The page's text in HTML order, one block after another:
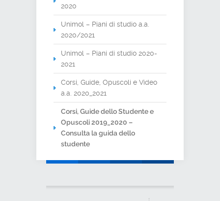
2020
Unimol – Piani di studio a.a.
2020/2021
Unimol – Piani di studio 2020-
2021
Corsi, Guide, Opuscoli e Video
a.a. 2020_2021
Corsi, Guide dello Studente e
Opuscoli 2019_2020 –
Consulta la guida dello
studente